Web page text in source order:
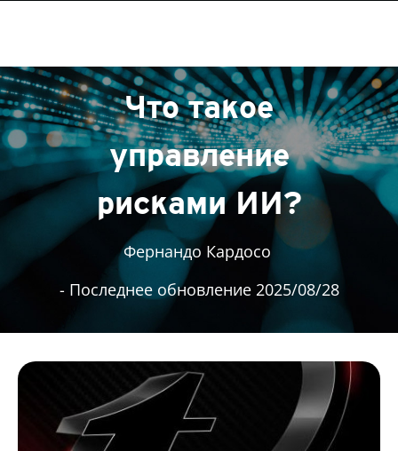
Что такое
управление
рисками ИИ?
Фернандо Кардосо
- Последнее обновление 2025/08/28